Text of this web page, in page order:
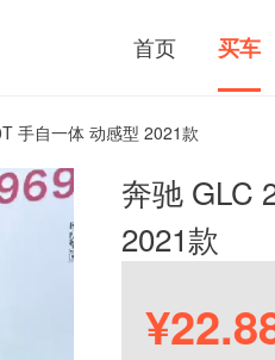
买车
首页
手自一体 动感型 2021款
奔驰 GLC
2021款